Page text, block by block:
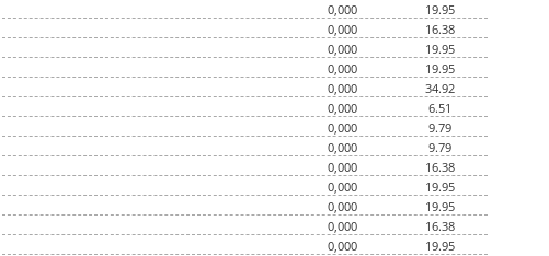
0,000
19.95
0,000
16.38
0,000
19.95
0,000
19.95
0,000
34.92
0,000
6.51
0,000
9.79
0,000
9.79
0,000
16.38
0,000
19.95
0,000
19.95
0,000
16.38
0,000
19.95